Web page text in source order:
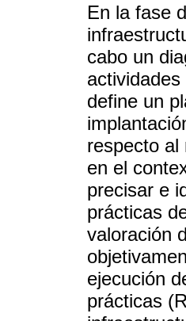
En la fase
cabo un
define un
respecto al
en el
precisar e
prácticas
valoración
ejecución
prácticas